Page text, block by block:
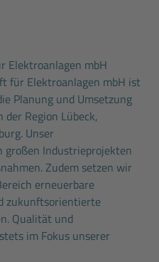
Elektroanlagen mbH
für Elektroanlagen mbH ist
Planung und Umsetzung
Region Lübeck,
Unser
Industrieprojekten
Zudem setzen wir
erneuerbare
zukunftsorientierte
Qualität und
im Fokus unserer